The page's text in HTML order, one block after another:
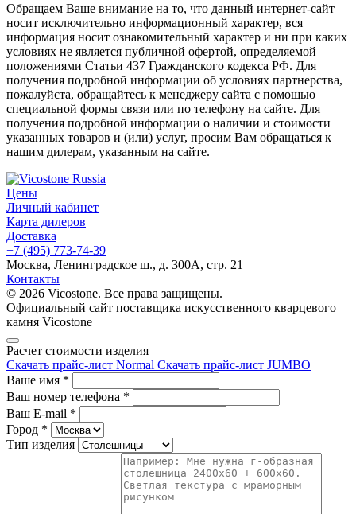
Обращаем Ваше внимание на то, что данный интернет-сайт
носит исключительно информационный характер, вся
информация носит ознакомительный характер и ни при каких
условиях не является публичной офертой, определяемой
положениями Статьи 437 Гражданского кодекса РФ. Для
получения подробной информации об условиях партнерства,
пожалуйста, обращайтесь к менеджеру сайта с помощью
специальной формы связи или по телефону на сайте. Для
получения подробной информации о наличии и стоимости
указанных товаров и (или) услуг, просим Вам обращаться к
нашим дилерам, указанным на сайте.
Цены
Личный кабинет
Карта дилеров
Доставка
+7 (495) 773-74-39
Москва, Ленинградское ш., д. 300А, стр. 21
Контакты
© 2026 Vicostone. Все права защищены.
Официальный сайт поставщика искусственного кварцевого
камня Vicostone
Расчет стоимости изделия
Скачать прайс-лист Normal Скачать прайс-лист JUMBO
Ваше имя *
Ваш номер телефона *
Ваш E-mail *
Город *
Тип изделия